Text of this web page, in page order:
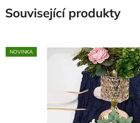
Související produkty
NOVINKA